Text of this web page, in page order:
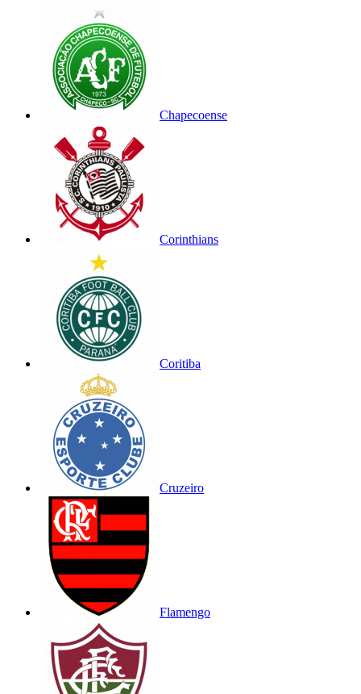
Chapecoense
Corinthians
Coritiba
Cruzeiro
Flamengo